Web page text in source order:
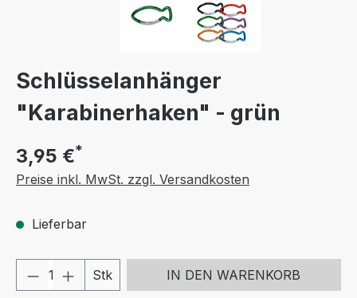
Schlüsselanhänger
"Karabinerhaken" - grün
3,95 €*
Preise inkl. MwSt. zzgl. Versandkosten
Lieferbar
Produkt Anzahl: Gib den
Stk IN DEN WARENKORB